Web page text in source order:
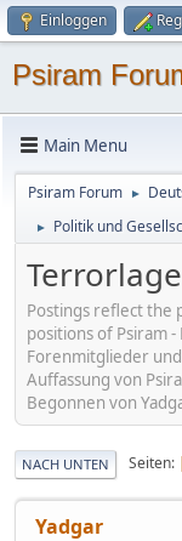
Einloggen
Psiram
Main Menu
Psiram Forum ►
► Politik und
Postings reflect the
positions of Psiram
Forenmitglieder
Auffassung von
Begonnen von
NACH UNTEN Seiten
Yadgar